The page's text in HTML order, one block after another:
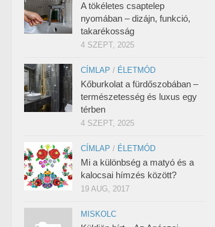
A tökéletes csaptelep
nyomában – dizájn, funkció,
takarékosság
4 SZEPT, 2025
CÍMLAP / ÉLETMÓD
Kőburkolat a fürdőszobában –
természetesség és luxus egy
térben
4 SZEPT, 2025
CÍMLAP / ÉLETMÓD
Mi a különbség a matyó és a
kalocsai hímzés között?
19 AUG, 2017
MISKOLC